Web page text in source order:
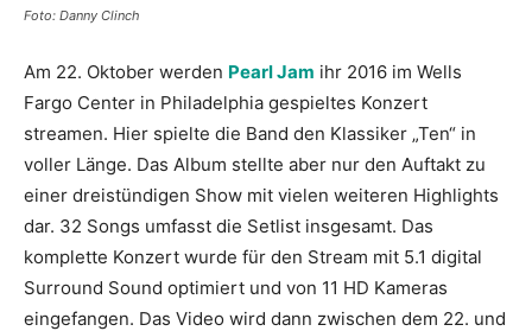
Foto: Danny Clinch
Am 22. Oktober werden Pearl Jam ihr 2016 im Wells
Fargo Center in Philadelphia gespieltes Konzert
streamen. Hier spielte die Band den Klassiker „Ten“ in
voller Länge. Das Album stellte aber nur den Auftakt zu
einer dreistündigen Show mit vielen weiteren Highlights
dar. 32 Songs umfasst die Setlist insgesamt. Das
komplette Konzert wurde für den Stream mit 5.1 digital
Surround Sound optimiert und von 11 HD Kameras
eingefangen. Das Video wird dann zwischen dem 22. und